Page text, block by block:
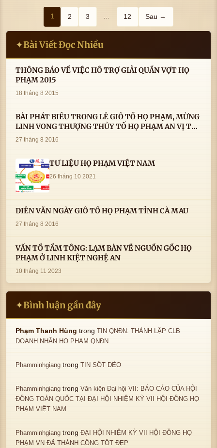
trang
bài
viết
1 2 3 12 Sau →
✦Bài Viết Đọc Nhiều
THÔNG BÁO VỀ VIỆC HỖ TRỢ GIẢI QUẦN VỢT HỌ
PHẠM 2015
18 tháng 8 2015
BÀI PHÁT BIỂU TRONG LÊ GIỖ TỔ HỌ PHẠM, MỪNG
LINH VONG THƯỢNG THỦY TỔ HỌ PHẠM AN VỊ TAI
CÀ MAU- ( 22/8/2016) CỦA LS.TS.NV. PHẠM HUỲNH
27 tháng 8 2016
TƯ LIỆU HỌ PHẠM VIỆT NAM
26 tháng 10 2021
DIỄN VĂN NGÀY GIỖ TỔ HỌ PHẠM TỈNH CÀ MAU
27 tháng 8 2016
VẤN TỔ TẦM TÔNG: LẠM BÀN VỀ NGUỒN GỐC HỌ
PHẠM Ở LINH KIỆT NGHỆ AN
10 tháng 11 2023
✦Bình luận gần đây
Phạm Thanh Hùng trongTIN QNĐN: THÀNH LẬP CLB
DOANH NHÂN HỌ PHẠM QNĐN
Phamminhgiang trongTIN SỐT DẺO
Phamminhgiang trongVăn kiện Đại hội VII: BÁO CÁO CỦA HỘI
ĐỒNG TOÀN QUỐC TẠI ĐẠI HỘI NHIỆM KỲ VII HỘI ĐỒNG HỌ
PHẠM VIỆT NAM
Phamminhgiang trongĐẠI HỘI NHIỆM KỲ VII HỘI ĐỒNG HỌ
PHẠM VN ĐÃ THÀNH CÔNG TỐT ĐẸP